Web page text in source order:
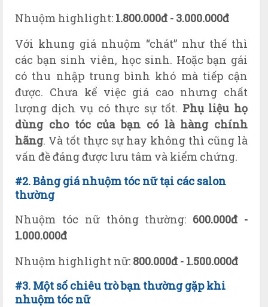
Nhuộm highlight: 1.800.000đ - 3.000.000đ
Với khung giá nhuộm “chát” như thế thì
các bạn sinh viên, học sinh. Hoặc bạn gái
có thu nhập trung bình khó mà tiếp cận
được. Chưa kể việc giá cao nhưng chất
lượng dịch vụ có thực sự tốt. Phụ liệu họ
dùng cho tóc của bạn có là hàng chính
hãng. Và tốt thực sự hay không thì cũng là
vấn đề đáng được lưu tâm và kiểm chứng.
#2. Bảng giá nhuộm tóc nữ tại các salon
thường
Nhuộm tóc nữ thông thường: 600.000đ -
1.000.000đ
Nhuộm highlight nữ: 800.000đ - 1.500.000đ
#3. Một số chiêu trò bạn thường gặp khi
nhuộm tóc nữ